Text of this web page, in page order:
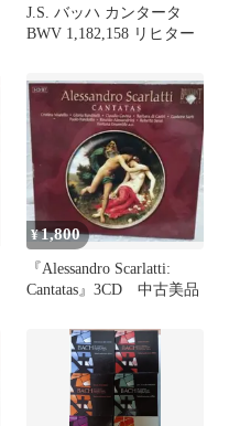
J.S. バッハ カンタータ
BWV 1,182,158 リヒター
¥1,800
『Alessandro Scarlatti:
Cantatas』3CD 中古美品